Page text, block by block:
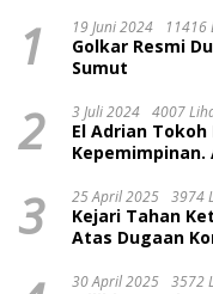
1 19 Juni 2024 11416
Golkar Resmi
Sumut
2 3 Juli 2024 4007
El Adrian
Kepemimpinan.
3 25 April 2025 3974
Kejari Tahan
Atas Dugaan
30 April 2025 3572